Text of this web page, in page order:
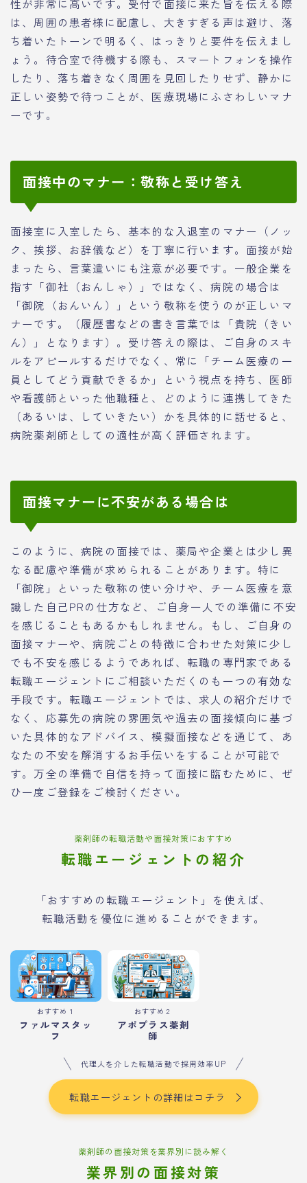
性が非常に高いです。受付で面接に来た旨を伝える際
は、周囲の患者様に配慮し、大きすぎる声は避け、落
ち着いたトーンで明るく、はっきりと要件を伝えまし
ょう。待合室で待機する際も、スマートフォンを操作
したり、落ち着きなく周囲を見回したりせず、静かに
正しい姿勢で待つことが、医療現場にふさわしいマナ
ーです。
面接中のマナー：敬称と受け答え
面接室に入室したら、基本的な入退室のマナー（ノッ
ク、挨拶、お辞儀など）を丁寧に行います。面接が始
まったら、言葉遣いにも注意が必要です。一般企業を
指す「御社（おんしゃ）」ではなく、病院の場合は
「御院（おんいん）」という敬称を使うのが正しいマ
ナーです。（履歴書などの書き言葉では「貴院（きい
ん）」となります）。受け答えの際は、ご自身のスキ
ルをアピールするだけでなく、常に「チーム医療の一
員としてどう貢献できるか」という視点を持ち、医師
や看護師といった他職種と、どのように連携してきた
（あるいは、していきたい）かを具体的に話せると、
病院薬剤師としての適性が高く評価されます。
面接マナーに不安がある場合は
このように、病院の面接では、薬局や企業とは少し異
なる配慮や準備が求められることがあります。特に
「御院」といった敬称の使い分けや、チーム医療を意
識した自己PRの仕方など、ご自身一人での準備に不安
を感じることもあるかもしれません。もし、ご自身の
面接マナーや、病院ごとの特徴に合わせた対策に少し
でも不安を感じるようであれば、転職の専門家である
転職エージェントにご相談いただくのも一つの有効な
手段です。転職エージェントでは、求人の紹介だけで
なく、応募先の病院の雰囲気や過去の面接傾向に基づ
いた具体的なアドバイス、模擬面接などを通じて、あ
なたの不安を解消するお手伝いをすることが可能で
す。万全の準備で自信を持って面接に臨むために、ぜ
ひ一度ご登録をご検討ください。
薬剤師の転職活動や面接対策におすすめ
転職エージェントの紹介
「おすすめの転職エージェント」を使えば、
転職活動を優位に進めることができます。
おすすめ１
ファルマスタッ
フ
おすすめ２
アポプラス薬剤
師
代理人を介した転職活動で採用効率UP
転職エージェントの詳細はコチラ
薬剤師の面接対策を業界別に読み解く
業界別の面接対策